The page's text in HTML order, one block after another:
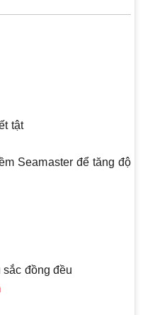
tật
Seamaster để tăng độ
đồng đều